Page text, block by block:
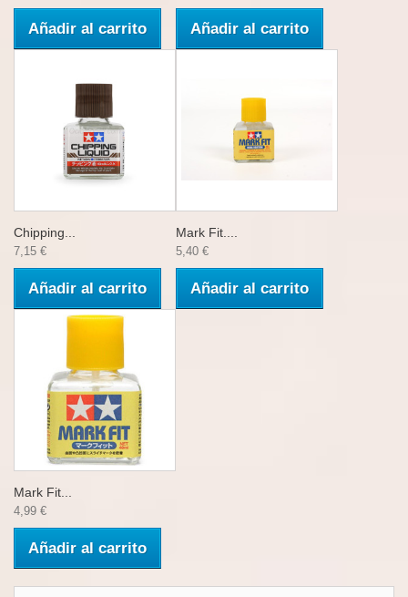
Añadir al carrito Añadir al carrito
Chipping...
7,15 €
Añadir al carrito
Mark Fit....
5,40 €
Añadir al carrito
Mark Fit...
4,99 €
Añadir al carrito